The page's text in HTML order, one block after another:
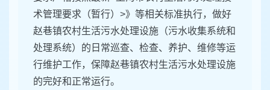
术管理要求（暂行）>》等相关标准执行，做好
赵巷镇农村生活污水处理设施（污水收集系统和
处理系统）的日常巡查、检查、养护、维修等运
行维护工作，保障赵巷镇农村生活污水处理设施
的完好和正常运行。